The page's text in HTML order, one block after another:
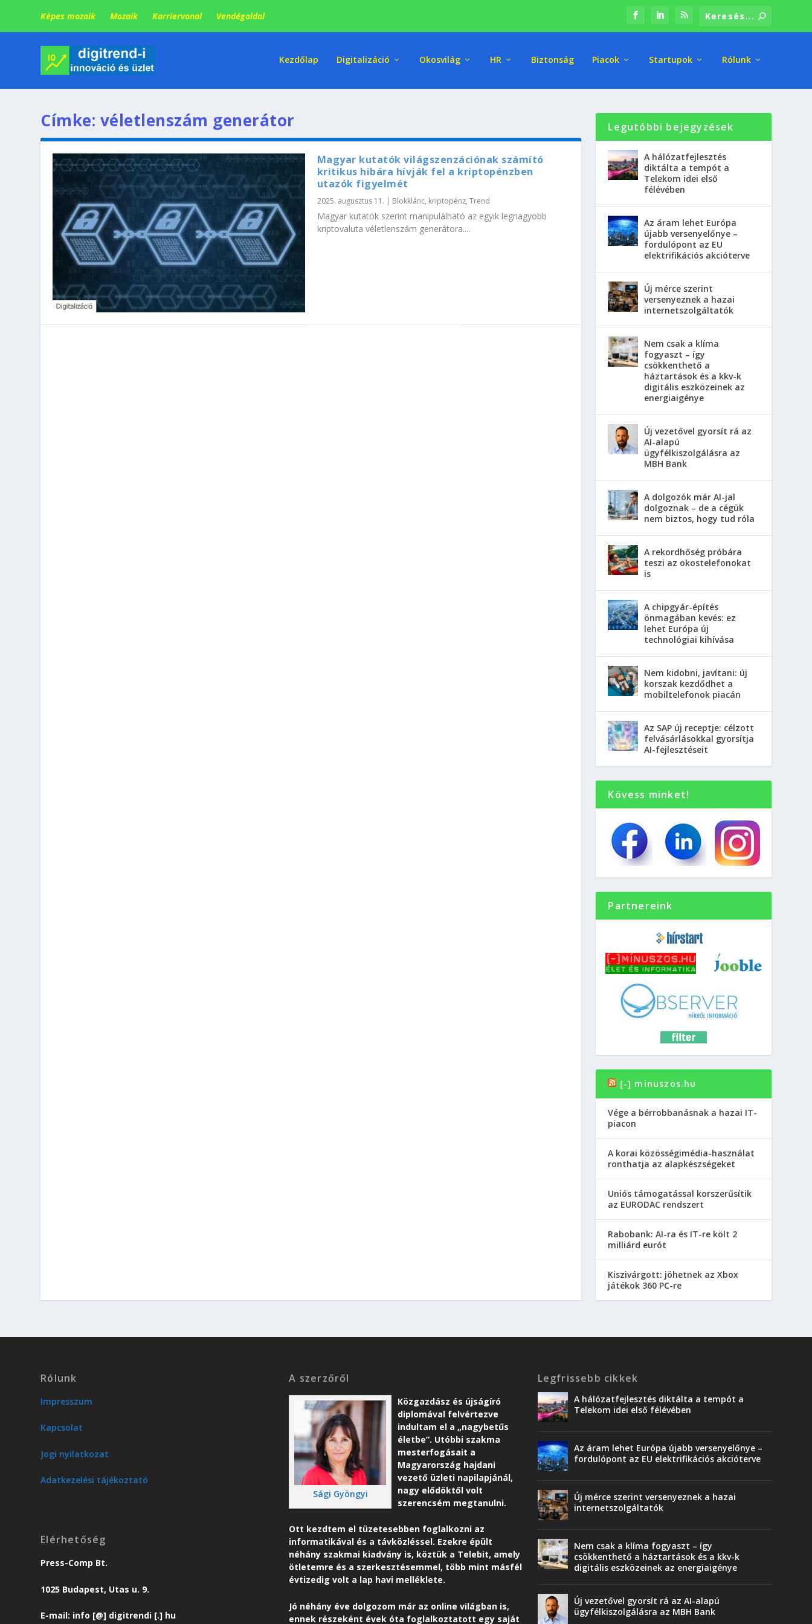
Képes mozaik Mozaik Karriervonal Vendégoldal
Kezdőlap Digitalizáció Okosvilág HR Biztonság Piacok Startupok Rólunk
Címke: véletlenszám generátor
Magyar kutatók világszenzációnak számító
kritikus hibára hívják fel a kriptopénzben
utazók figyelmét
2025. augusztus 11. | Blokklánc, kriptopénz, Trend
Magyar kutatók szerint manipulálható az egyik legnagyobb
kriptovaluta véletlenszám generátora....
Legutóbbi bejegyzések
A hálózatfejlesztés
diktálta a tempót a
Telekom idei első
félévében
Az áram lehet Európa
újabb versenyelőnye –
fordulópont az EU
elektrifikációs akcióterve
Új mérce szerint
versenyeznek a hazai
internetszolgáltatók
Nem csak a klíma
fogyaszt – így
csökkenthető a
háztartások és a kkv-k
digitális eszközeinek az
energiaigénye
Új vezetővel gyorsít rá az
AI-alapú
ügyfélkiszolgálásra az
MBH Bank
A dolgozók már AI-jal
dolgoznak – de a cégük
nem biztos, hogy tud róla
A rekordhőség próbára
teszi az okostelefonokat
is
A chipgyár-építés
önmagában kevés: ez
lehet Európa új
technológiai kihívása
Nem kidobni, javítani: új
korszak kezdődhet a
mobiltelefonok piacán
Az SAP új receptje: célzott
felvásárlásokkal gyorsítja
AI-fejlesztéseit
Kövess minket!
Partnereink
[-] minuszos.hu
Vége a bérrobbanásnak a hazai IT-
piacon
A korai közösségimédia-használat
ronthatja az alapkészségeket
Uniós támogatással korszerűsítik
az EURODAC rendszert
Rabobank: AI-ra és IT-re költ 2
milliárd eurót
Kiszivárgott: jöhetnek az Xbox
játékok 360 PC-re
Rólunk
Impresszum
Kapcsolat
Jogi nyilatkozat
Adatkezelési tájékoztató
Elérhetőség
Press-Comp Bt.
1025 Budapest, Utas u. 9.
E-mail: info [@] digitrendi [.] hu
A szerzőről
Sági Gyöngyi
Közgazdász és újságíró
diplomával felvértezve
indultam el a „nagybetűs
életbe”. Utóbbi szakma
mesterfogásait a
Magyarország hajdani
vezető üzleti napilapjánál,
nagy elődöktől volt
szerencsém megtanulni.
Ott kezdtem el tüzetesebben foglalkozni az
informatikával és a távközléssel. Ezekre épült
néhány szakmai kiadvány is, köztük a Telebit, amely
ötletemre és a szerkesztésemmel, több mint másfél
évtizedig volt a lap havi melléklete.
Jó néhány éve dolgozom már az online világban is,
ennek részeként évek óta foglalkoztatott egy saját
Legfrissebb cikkek
A hálózatfejlesztés diktálta a tempót a
Telekom idei első félévében
Az áram lehet Európa újabb versenyelőnye –
fordulópont az EU elektrifikációs akcióterve
Új mérce szerint versenyeznek a hazai
internetszolgáltatók
Nem csak a klíma fogyaszt – így
csökkenthető a háztartások és a kkv-k
digitális eszközeinek az energiaigénye
Új vezetővel gyorsít rá az AI-alapú
ügyfélkiszolgálásra az MBH Bank